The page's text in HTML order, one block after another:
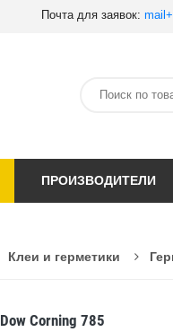
Почта для заявок:
ПРОИЗВОДИТЕЛИ
Клеи и герметики
Dow Corning 785